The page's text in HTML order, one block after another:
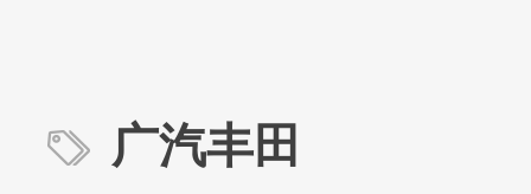
广汽丰田